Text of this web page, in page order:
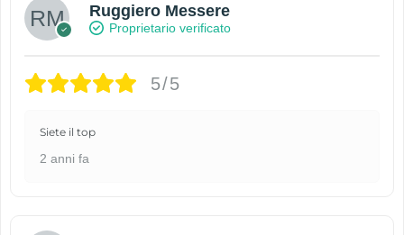
Ruggiero Messere
Proprietario verificato
5/5
Siete il top
2 anni fa